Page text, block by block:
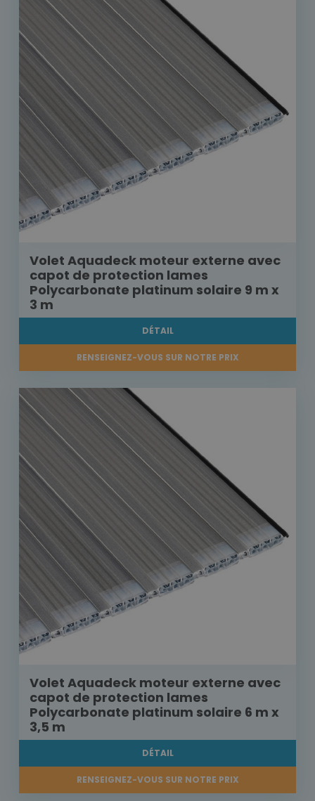
Volet Aquadeck moteur externe avec
capot de protection lames
Polycarbonate platinum solaire 9 m x
3 m
DÉTAIL
RENSEIGNEZ-VOUS SUR NOTRE PRIX
Volet Aquadeck moteur externe avec
capot de protection lames
Polycarbonate platinum solaire 6 m x
3,5 m
DÉTAIL
RENSEIGNEZ-VOUS SUR NOTRE PRIX